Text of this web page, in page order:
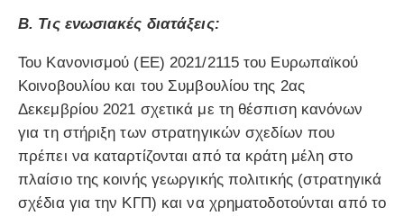
Β. Τις ενωσιακές διατάξεις:
Του Κανονισμού (ΕΕ) 2021/2115 του Ευρωπαϊκού
Κοινοβουλίου και του Συμβουλίου της 2ας
Δεκεμβρίου 2021 σχετικά με τη θέσπιση κανόνων
για τη στήριξη των στρατηγικών σχεδίων που
πρέπει να καταρτίζονται από τα κράτη μέλη στο
πλαίσιο της κοινής γεωργικής πολιτικής (στρατηγικά
σχέδια για την ΚΓΠ) και να χρηματοδοτούνται από το